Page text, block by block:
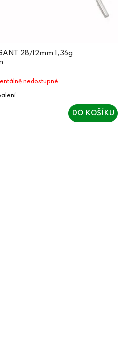
28/12mm 1,36g
nedostupné
DO KOŠÍKU